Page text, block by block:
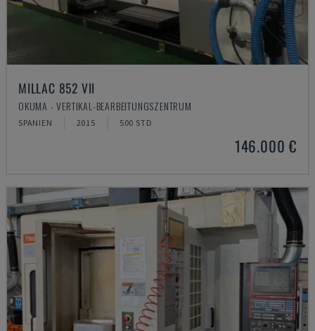
MILLAC 852 VII
OKUMA - VERTIKAL-BEARBEITUNGSZENTRUM
SPANIEN 2015 500 STD
146.000 €